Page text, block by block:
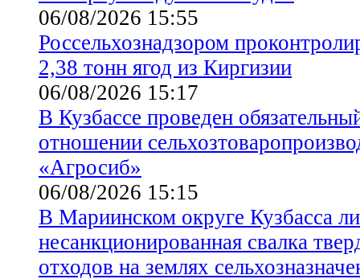
06/08/2026 15:55
Россельхознадзором
2,38 тонн ягод из Киргизии
06/08/2026 15:17
В Кузбассе проведен
отношении
«Агросиб»
06/08/2026 15:15
В Мариинском округе Кузбасса
несанкционированная свалка
отходов на землях